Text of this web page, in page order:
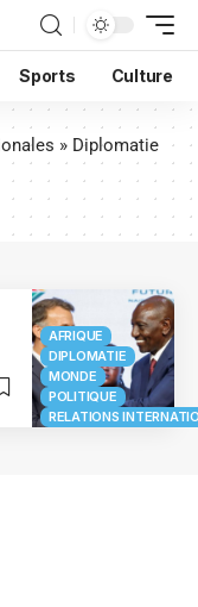
Sports Culture
» Diplomatie
AFRIQUE
DIPLOMATIE
MONDE
POLITIQUE
RELATIONS